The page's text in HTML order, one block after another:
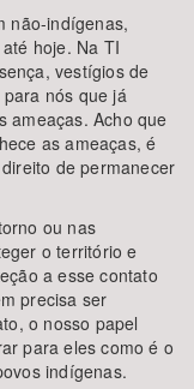
não-indígenas,
hoje. Na TI
vestígios de
nós que já
ameaças. Acho que
as ameaças, é
de permanecer
ou nas
o território e
a esse contato
precisa ser
o nosso papel
para eles como é o
indígenas.